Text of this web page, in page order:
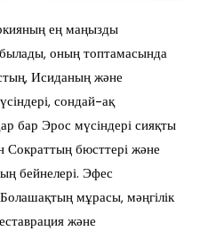
ең маңызды
оның топтамасында
Исиданың және
сондай-ақ
бар Эрос мүсіндері сияқты
Сократтың бюсттері және
бейнелері. Эфес
мұрасы, мәңгілік
және